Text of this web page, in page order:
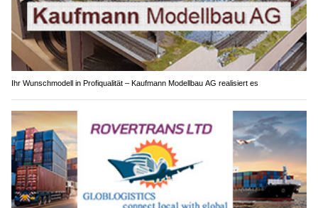
Ihr Wunschmodell in Profiqualität – Kaufmann Modellbau AG realisiert es